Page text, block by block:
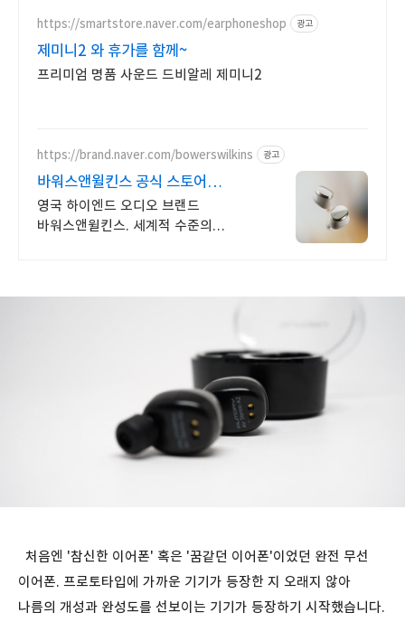
https://smartstore.naver.com/earphoneshop 광고
제미니2 와 휴가를 함께~
프리미엄 명품 사운드 드비알레 제미니2
https://brand.naver.com/bowerswilkins 광고
바워스앤윌킨스 공식 스토어
하이엔드 명품 오디오
영국 하이엔드 오디오 브랜드
바워스앤윌킨스. 세계적 수준의
처음엔 '참신한 이어폰' 혹은 '꿈같던 이어폰'이었던 완전 무선
이어폰. 프로토타입에 가까운 기기가 등장한 지 오래지 않아
나름의 개성과 완성도를 선보이는 기기가 등장하기 시작했습니다.